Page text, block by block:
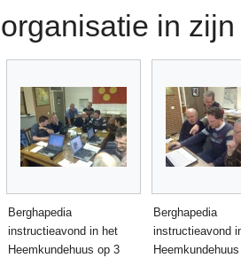
organisatie in
Berghapedia
instructieavond in het
Heemkundehuus op 3
Berghapedia
instructieavond